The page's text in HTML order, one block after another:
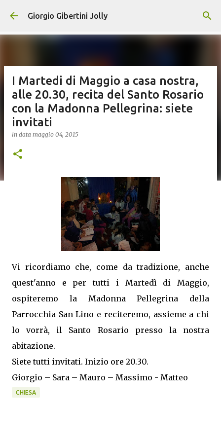
Passa ai contenuti principali
Giorgio Gibertini Jolly
I Martedi di Maggio a casa nostra,
alle 20.30, recita del Santo Rosario
con la Madonna Pellegrina: siete
invitati
in data maggio 04, 2015
Vi ricordiamo che, come da tradizione, anche
quest'anno e per tutti i Martedì di Maggio,
ospiteremo la Madonna Pellegrina della
Parrocchia San Lino e reciteremo, assieme a chi
lo vorrà, il Santo Rosario presso la nostra
abitazione.
Siete tutti invitati. Inizio ore 20.30.
Giorgio – Sara – Mauro – Massimo - Matteo
CHIESA